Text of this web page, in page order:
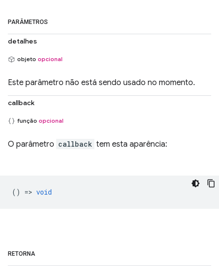
PARÂMETROS
detalhes
objeto opcional
Este parâmetro não está sendo usado no momento.
callback
função opcional
O parâmetro callback tem esta aparência:
() => void
RETORNA